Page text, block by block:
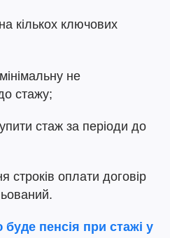
кількох ключових
не
стажу;
стаж за періоди до
строків оплати договір
пенсія при стажі у